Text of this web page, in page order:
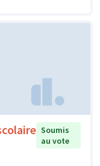
Soumis
au vote